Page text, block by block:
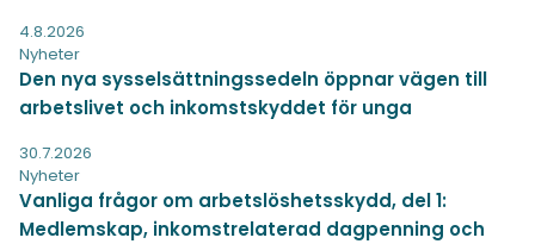
4.8.2026
Nyheter
Den nya sysselsättningssedeln öppnar vägen till
arbetslivet och inkomstskyddet för unga
30.7.2026
Nyheter
Vanliga frågor om arbetslöshetsskydd, del 1:
Medlemskap, inkomstrelaterad dagpenning och